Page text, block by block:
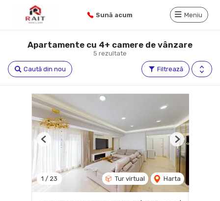
Sună acum Meniu
5 rezultate
Apartamente cu 4+ camere de vânzare
Filtrează
Caută din nou
1 / 23 Tur virtual Harta
Previous Next